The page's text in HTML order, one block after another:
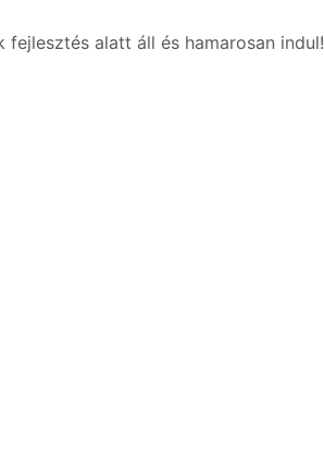
alatt áll és hamarosan indul!